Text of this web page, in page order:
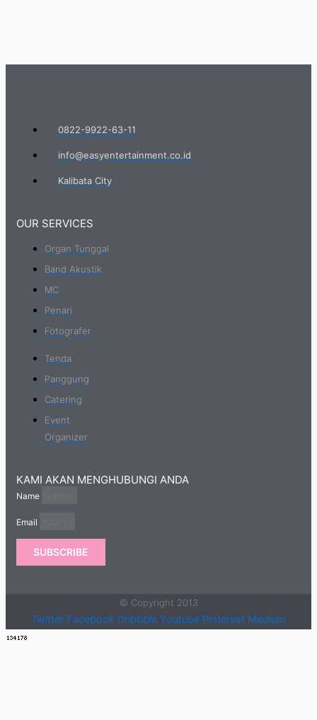
0822-9922-63-11
info@easyentertainment.co.id
Kalibata City
OUR SERVICES
Organ Tunggal
Band Akustik
MC
Penari
Fotografer
Tenda
Panggung
Catering
Event
Organizer
KAMI AKAN MENGHUBUNGI ANDA
Name
Email
SUBSCRIBE
© Copyright 2013
Twitter Facebook Dribbble Youtube Pinterest Medium